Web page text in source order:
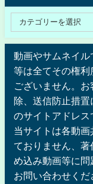
動画やサムネイ
等は全てその権
ございません。
除、送信防止措
のサイトアドレス
当サイトは各動
ておりません、
め込み動画等に
お問い合わせく